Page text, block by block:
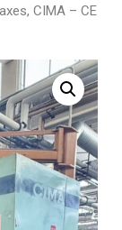
CIMA – CE